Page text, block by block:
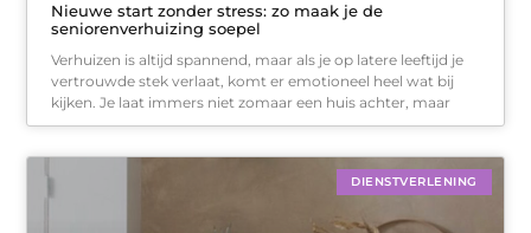
Nieuwe start zonder stress: zo maak je de
seniorenverhuizing soepel
Verhuizen is altijd spannend, maar als je op latere leeftijd je
vertrouwde stek verlaat, komt er emotioneel heel wat bij
kijken. Je laat immers niet zomaar een huis achter, maar
DIENSTVERLENING